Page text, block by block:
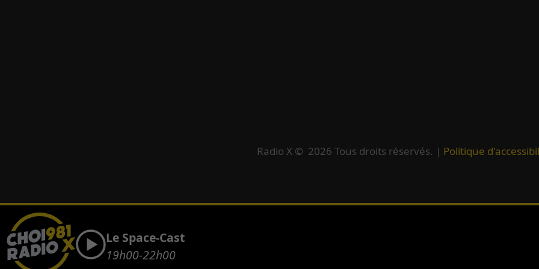
Radio X © 2026 Tous droits réservés. | Politique
Le Space-Cast
19h00-22h00